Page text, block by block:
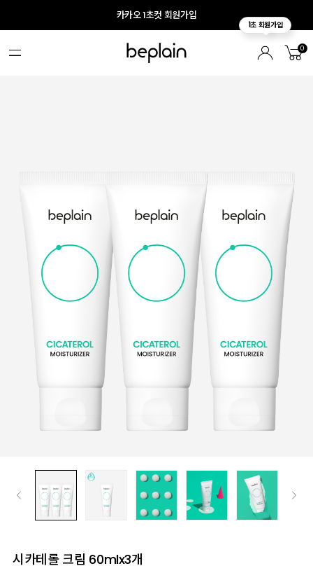
카카오 1초컷 회원가입
0
시카테롤 크림 60mlx3개